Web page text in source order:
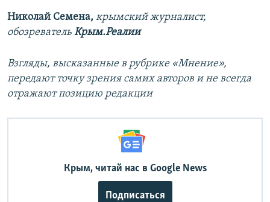
Николай Семена, крымский журналист,
обозреватель Крым.Реалии
Взгляды, высказанные в рубрике «Мнение»,
передают точку зрения самих авторов и не всегда
отражают позицию редакции
Крым, читай нас в Google News
Подписаться